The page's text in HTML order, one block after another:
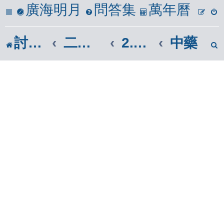
廣海明月 問答集 萬年曆
討論區 二、岐黃懸壺居 2.藥物 中藥